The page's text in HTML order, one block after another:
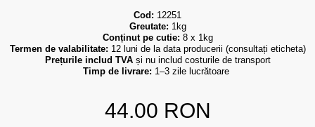
Cod: 12251
Greutate: 1kg
Conținut pe cutie: 8 x 1kg
Termen de valabilitate: 12 luni de la data producerii (consultați eticheta)
Prețurile includ TVA și nu includ costurile de transport
Timp de livrare: 1–3 zile lucrătoare
44.00 RON